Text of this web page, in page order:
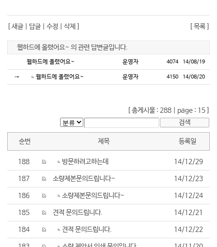
새글| 답글| 수정 삭제 목록]
웹하드에 올렸어요~ 의 관련 답변글입니다.
웹하드에 올렸어요~ 운영자 4074 14/08/19
→ 웹하드에 올렸어요~ 운영자 4150 14/08/20
[ 총게시물 : 288 | page : 15 ]
검색
순번 제목 등록일
188 방문하려고하는데 14/12/29
187 소량제본문의드립니다~ 14/12/23
186 소량제본문의드립니다~ 14/12/24
185 견적 문의드립니다. 14/12/21
184 견적 문의드립니다. 14/12/22